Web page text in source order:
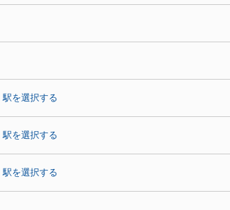
駅を選択する
駅を選択する
駅を選択する